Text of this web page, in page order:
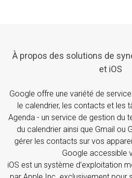
À propos des solutions de
et iOS
Google offre une variété de
le calendrier, les contacts et les
Agenda - un service de gestion du
du calendrier ainsi que Gmail ou
gérer les contacts sur vos
Google accessible
iOS est un système d’exploitation